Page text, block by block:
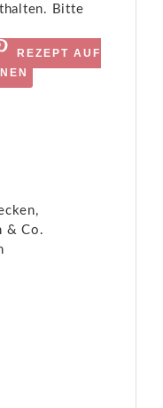
Bitte
REZEPT AUF
& Co.